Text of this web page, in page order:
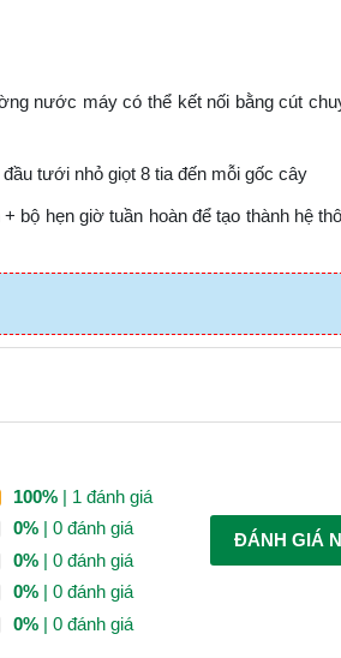
nước máy có thể kết nối bằng cút
tưới nhỏ giọt 8 tia đến mỗi gốc cây
bộ hẹn giờ tuần hoàn để tạo thành hệ
100% | 1 đánh giá
0% | 0 đánh giá
0% | 0 đánh giá
0% | 0 đánh giá
0% | 0 đánh giá
ĐÁNH GIÁ